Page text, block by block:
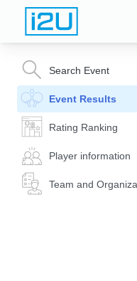
Search Event
Event Results
Rating Ranking
Player information
Team and